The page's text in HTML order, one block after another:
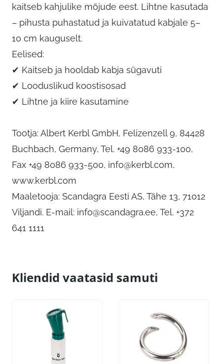
kaitseb kahjulike mõjude eest. Lihtne kasutada
– pihusta puhastatud ja kuivatatud kabjale 5–
10 cm kauguselt.
Eelised:
✔ Kaitseb ja hooldab kabja sügavuti
✔ Looduslikud koostisosad
✔ Lihtne ja kiire kasutamine
Tootja: Albert Kerbl GmbH, Felizenzell 9, 84428
Buchbach, Germany, Tel. +49 8086 933-100,
Fax +49 8086 933-500, info@kerbl.com,
www.kerbl.com
Maaletooja: Scandagra Eesti AS, Tähe 13, 71012
Viljandi. E-mail: info@scandagra.ee, Tel. +372
641 1111
Kliendid vaatasid samuti